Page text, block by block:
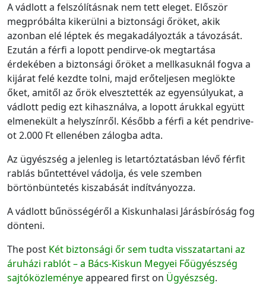
A vádlott a felszólításnak nem tett eleget. Először
megpróbálta kikerülni a biztonsági őröket, akik
azonban elé léptek és megakadályozták a távozását.
Ezután a férfi a lopott pendirve-ok megtartása
érdekében a biztonsági őröket a mellkasuknál fogva a
kijárat felé kezdte tolni, majd erőteljesen meglökte
őket, amitől az őrök elvesztették az egyensúlyukat, a
vádlott pedig ezt kihasználva, a lopott árukkal együtt
elmenekült a helyszínről. Később a férfi a két pendrive-
ot 2.000 Ft ellenében zálogba adta.
Az ügyészség a jelenleg is letartóztatásban lévő férfit
rablás bűntettével vádolja, és vele szemben
börtönbüntetés kiszabását indítványozza.
A vádlott bűnösségéről a Kiskunhalasi Járásbíróság fog
dönteni.
The post Két biztonsági őr sem tudta visszatartani az
áruházi rablót – a Bács-Kiskun Megyei Főügyészség
sajtóközleményeappeared first on Ügyészség.